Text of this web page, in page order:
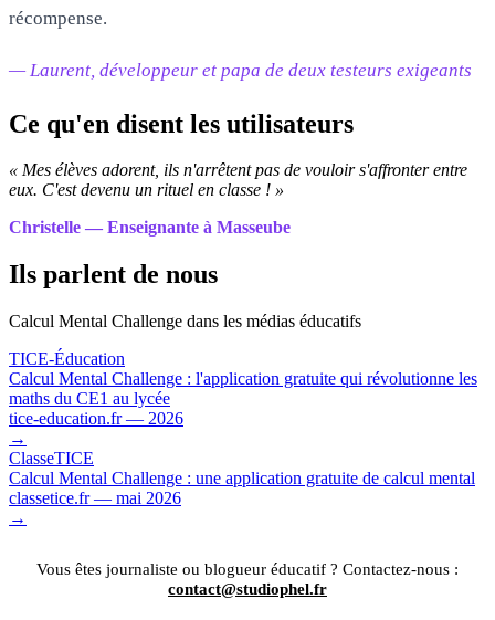
récompense.
— Laurent, développeur et papa de deux testeurs exigeants
Ce qu'en disent les utilisateurs
« Mes élèves adorent, ils n'arrêtent pas de vouloir s'affronter entre
eux. C'est devenu un rituel en classe ! »
Christelle — Enseignante à Masseube
Ils parlent de nous
Calcul Mental Challenge dans les médias éducatifs
TICE-Éducation
Calcul Mental Challenge : l'application gratuite qui révolutionne les
maths du CE1 au lycée
tice-education.fr — 2026
→
ClasseTICE
Calcul Mental Challenge : une application gratuite de calcul mental
classetice.fr — mai 2026
→
Vous êtes journaliste ou blogueur éducatif ? Contactez-nous :
contact@studiophel.fr